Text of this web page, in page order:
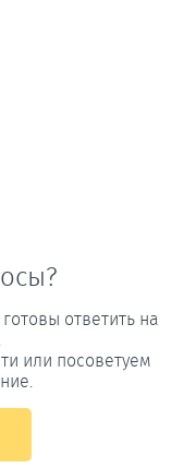
ответить на
или посоветуем